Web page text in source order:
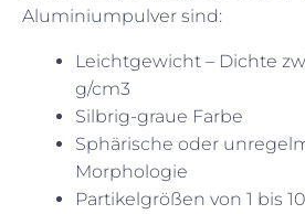
Aluminiumpulver sind:
Leichtgewicht – Dichte
g/cm3
Silbrig-graue Farbe
Sphärische oder
Morphologie
Partikelgrößen von 1 bis